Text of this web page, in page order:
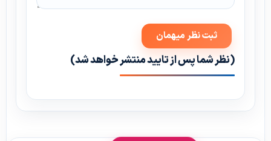
(نظر شما پس از تایید منتشر خواهد شد)